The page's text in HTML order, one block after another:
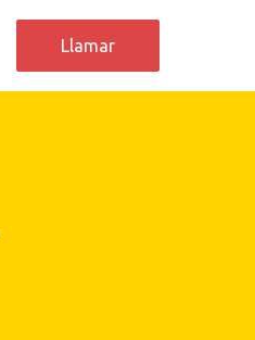
Llamar